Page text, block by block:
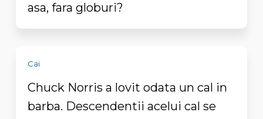
asa, fara globuri?
Cai
Chuck Norris a lovit odata un cal in
barba. Descendentii acelui cal se